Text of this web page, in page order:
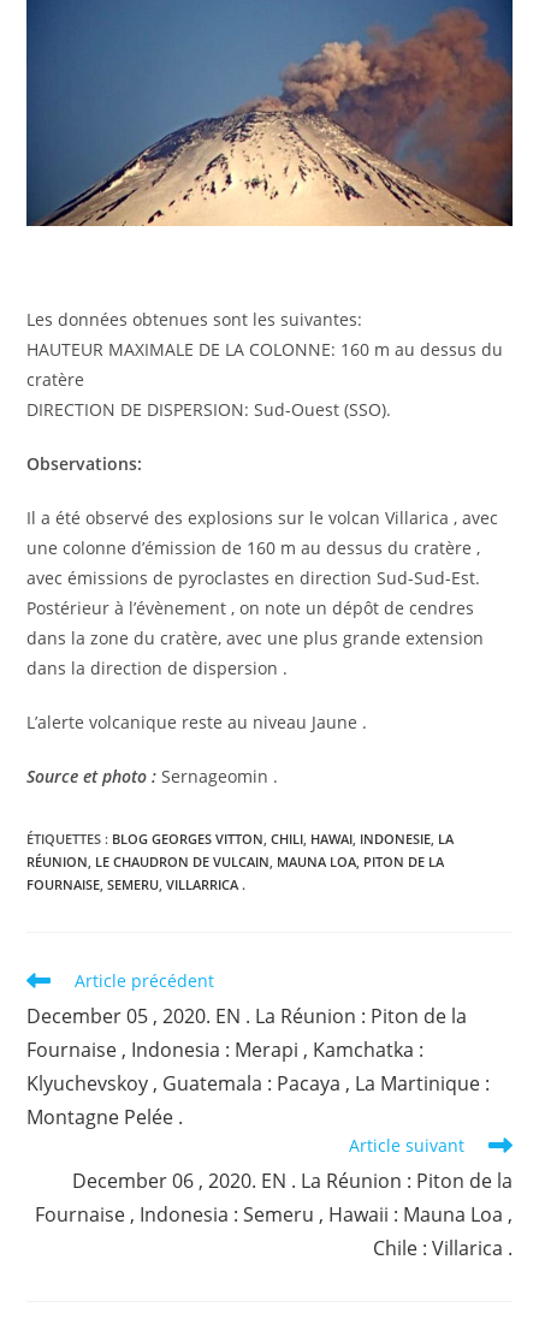
Les données obtenues sont les suivantes:
HAUTEUR MAXIMALE DE LA COLONNE: 160 m au dessus du
cratère
DIRECTION DE DISPERSION: Sud-Ouest (SSO).
Observations:
Il a été observé des explosions sur le volcan Villarica , avec
une colonne d’émission de 160 m au dessus du cratère ,
avec émissions de pyroclastes en direction Sud-Sud-Est.
Postérieur à l’évènement , on note un dépôt de cendres
dans la zone du cratère, avec une plus grande extension
dans la direction de dispersion .
L’alerte volcanique reste au niveau Jaune .
Source et photo : Sernageomin .
ÉTIQUETTES : BLOG GEORGES VITTON CHILI HAWAI INDONESIE LA
RÉUNION LE CHAUDRON DE VULCAIN MAUNA LOA PITON DE LA
FOURNAISE SEMERU VILLARRICA .
Read
articles
Article précédent
December 05 , 2020. EN . La Réunion : Piton de la
Fournaise , Indonesia : Merapi , Kamchatka :
Klyuchevskoy , Guatemala : Pacaya , La Martinique :
Montagne Pelée .
Article suivant
December 06 , 2020. EN . La Réunion : Piton de la
Fournaise , Indonesia : Semeru , Hawaii : Mauna Loa ,
Chile : Villarica .